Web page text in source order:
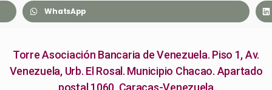
WhatsApp
Torre Asociación Bancaria de Venezuela. Piso 1, Av.
Venezuela, Urb. El Rosal. Municipio Chacao. Apartado
postal 1060. Caracas-Venezuela